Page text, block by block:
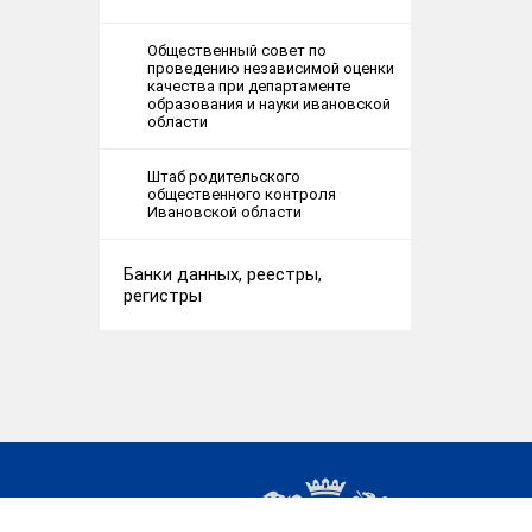
Общественный совет по
проведению независимой оценки
качества при департаменте
образования и науки ивановской
области
Штаб родительского
общественного контроля
Ивановской области
Банки данных, реестры,
регистры